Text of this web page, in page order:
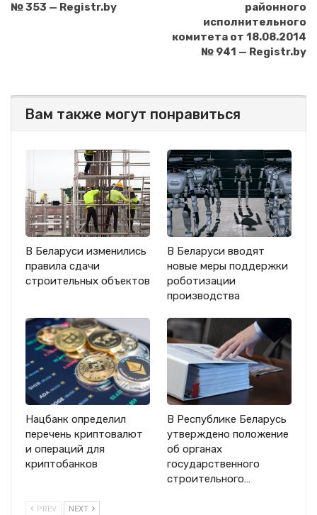
№ 353 — Registr.by
районного
исполнительного
комитета от 18.08.2014
№ 941 — Registr.by
Вам также могут понравиться
В Беларуси изменились
правила сдачи
строительных объектов
В Беларуси вводят
новые меры поддержки
роботизации
производства
Нацбанк определил
перечень криптовалют
и операций для
криптобанков
В Республике Беларусь
утверждено положение
об органах
государственного
строительного…
PREV NEXT